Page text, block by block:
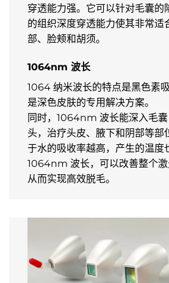
穿透能力强。它可以针对毛囊的
的组织深度穿透能力使其非常适
部、脸颊和胡须。
1064nm 波长
1064 纳米波长的特点是黑色素
是深色皮肤的专用解决方案。
同时，1064nm 波长能深入毛
头，治疗头皮、腋下和阴部等部
于水的吸收率越高，产生的温度
1064nm 波长，可以改善整个激
从而实现高效脱毛。